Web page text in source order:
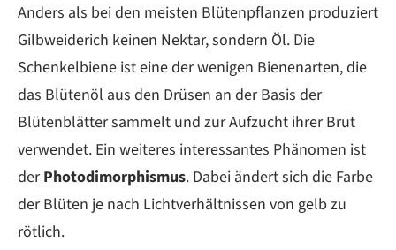
Anders als bei den meisten Blütenpflanzen produziert
Gilbweiderich keinen Nektar, sondern Öl. Die
Schenkelbiene ist eine der wenigen Bienenarten, die
das Blütenöl aus den Drüsen an der Basis der
Blütenblätter sammelt und zur Aufzucht ihrer Brut
verwendet. Ein weiteres interessantes Phänomen ist
derPhotodimorphismus. Dabei ändert sich die Farbe
der Blüten je nach Lichtverhältnissen von gelb zu
rötlich.